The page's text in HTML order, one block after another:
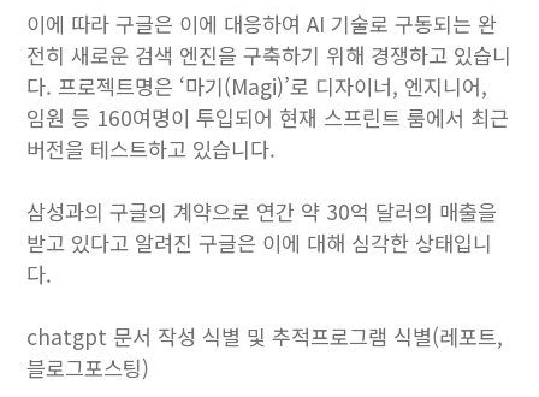
이에 따라 구글은 이에 대응하여 AI 기술로 구동되는 완
전히 새로운 검색 엔진을 구축하기 위해 경쟁하고 있습니
다. 프로젝트명은 ‘마기(Magi)’로 디자이너, 엔지니어,
임원 등 160여명이 투입되어 현재 스프린트 룸에서 최근
버전을 테스트하고 있습니다.
삼성과의 구글의 계약으로 연간 약 30억 달러의 매출을
받고 있다고 알려진 구글은 이에 대해 심각한 상태입니
다.
chatgpt 문서 작성 식별 및 추적프로그램 식별(레포트,
블로그포스팅)